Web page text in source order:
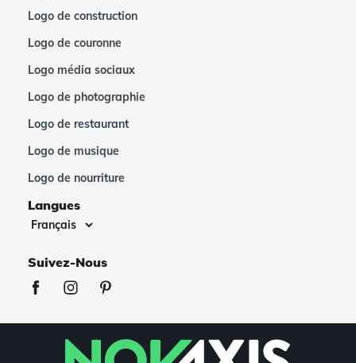
Logo de construction
Logo de couronne
Logo média sociaux
Logo de photographie
Logo de restaurant
Logo de musique
Logo de nourriture
Langues
Suivez-Nous